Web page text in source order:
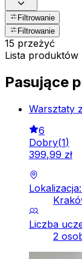
Filtrowanie
Filtrowanie
15 przeżyć
Lista produktów
Pasujące
Warsztaty
6
Dobry(1)
399,99 zł
Liczba
2